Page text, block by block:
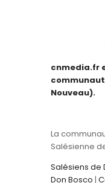
cnmedia.fr
Nouveau).
La
Salésienne
Salésiens de
Don Bosco |